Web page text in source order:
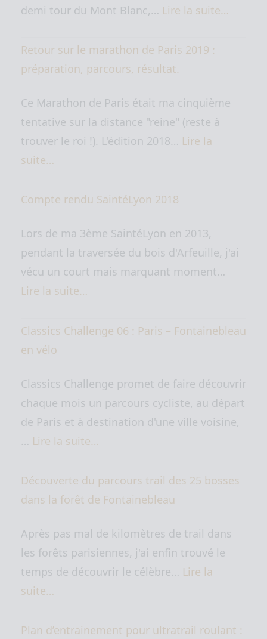
demi tour du Mont Blanc,… Lire la suite…
Retour sur le marathon de Paris 2019 :
préparation, parcours, résultat.
Ce Marathon de Paris était ma cinquième
tentative sur la distance "reine" (reste à
trouver le roi !). L'édition 2018… Lire la
suite…
Compte rendu SaintéLyon 2018
Lors de ma 3ème SaintéLyon en 2013,
pendant la traversée du bois d'Arfeuille, j'ai
vécu un court mais marquant moment…
Lire la suite…
Classics Challenge 06 : Paris – Fontainebleau
en vélo
Classics Challenge promet de faire découvrir
chaque mois un parcours cycliste, au départ
de Paris et à destination d'une ville voisine,
… Lire la suite…
Découverte du parcours trail des 25 bosses
dans la forêt de Fontainebleau
Après pas mal de kilomètres de trail dans
les forêts parisiennes, j'ai enfin trouvé le
temps de découvrir le célèbre… Lire la
suite…
Plan d’entrainement pour ultratrail roulant :